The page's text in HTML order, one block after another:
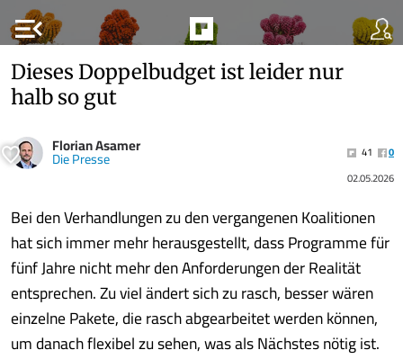
menu_open
Dieses Doppelbudget ist leider nur
halb so gut
Florian Asamer
Die Presse 41
0
02.05.2026
Bei den Verhandlungen zu den vergangenen Koalitionen
hat sich immer mehr herausgestellt, dass Programme für
fünf Jahre nicht mehr den Anforderungen der Realität
entsprechen. Zu viel ändert sich zu rasch, besser wären
einzelne Pakete, die rasch abgearbeitet werden können,
um danach flexibel zu sehen, was als Nächstes nötig ist.